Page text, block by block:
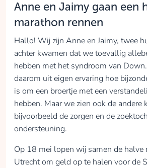
Anne en Jaimy gaan een
marathon rennen
Hallo! Wij zijn Anne en Jaimy, twee
achter kwamen dat we toevallig
hebben met het syndroom van
daarom uit eigen ervaring hoe
is om een broertje met een
hebben. Maar we zien ook de andere
bijvoorbeeld de zorgen en de
ondersteuning.
Op 18 mei lopen wij samen de halve
Utrecht om geld op te halen voor de